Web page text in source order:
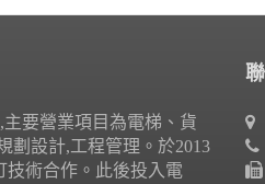
要營業項目為電梯、貨
劃設計,工程管理。於2013
技術合作。此後投入電